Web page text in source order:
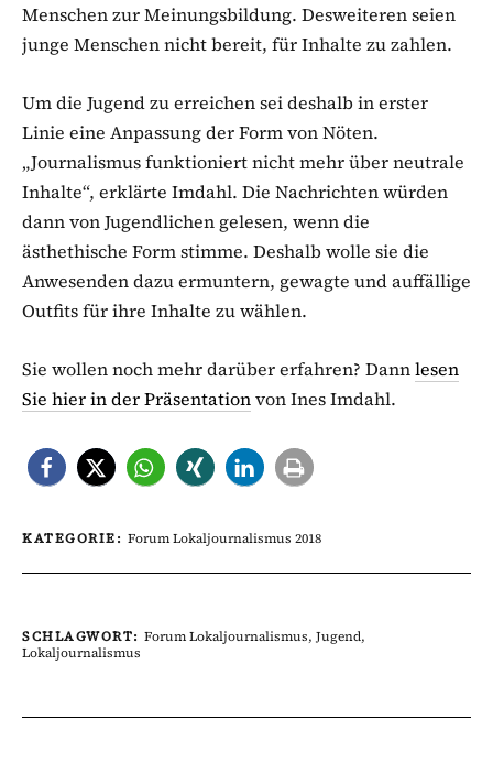
Menschen zur Meinungsbildung. Desweiteren seien
junge Menschen nicht bereit, für Inhalte zu zahlen.
Um die Jugend zu erreichen sei deshalb in erster
Linie eine Anpassung der Form von Nöten.
„Journalismus funktioniert nicht mehr über neutrale
Inhalte“, erklärte Imdahl. Die Nachrichten würden
dann von Jugendlichen gelesen, wenn die
ästhethische Form stimme. Deshalb wolle sie die
Anwesenden dazu ermuntern, gewagte und auffällige
Outfits für ihre Inhalte zu wählen.
Sie wollen noch mehr darüber erfahren? Dannlesen
Sie hier in der Präsentationvon Ines Imdahl.
KATEGORIE: Forum Lokaljournalismus 2018
SCHLAGWORT: Forum Lokaljournalismus, Jugend,
Lokaljournalismus